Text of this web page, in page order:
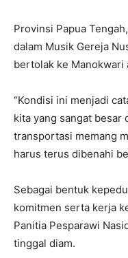
Provinsi Papua
dalam Musik Gereja
bertolak ke Manokwari
“Kondisi ini menjadi
kita yang sangat
transportasi memang
harus terus dibenahi
Sebagai bentuk
komitmen serta kerja
Panitia Pesparawi
tinggal diam.